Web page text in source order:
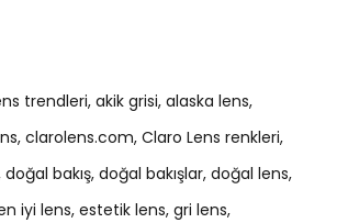
trendleri akik grisi alaska lens
clarolens.com Claro Lens renkleri
doğal bakış doğal bakışlar doğal lens
iyi lens estetik lens gri lens